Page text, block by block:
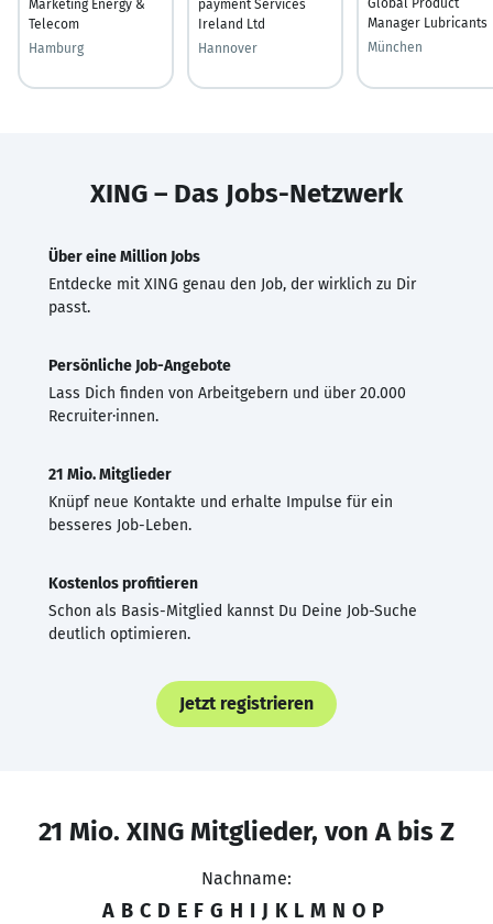
Marketing Energy &
Telecom
Hamburg
payment Services
Ireland Ltd
Hannover
Manager Lubricants
München
XING – Das Jobs-Netzwerk
Über eine Million Jobs
Entdecke mit XING genau den Job, der wirklich zu Dir
passt.
Persönliche Job-Angebote
Lass Dich finden von Arbeitgebern und über 20.000
Recruiter·innen.
21 Mio. Mitglieder
Knüpf neue Kontakte und erhalte Impulse für ein
besseres Job-Leben.
Kostenlos profitieren
Schon als Basis-Mitglied kannst Du Deine Job-Suche
deutlich optimieren.
Jetzt registrieren
21 Mio. XING Mitglieder, von A bis Z
Nachname:
A B C D E F G H I J K L M N O P